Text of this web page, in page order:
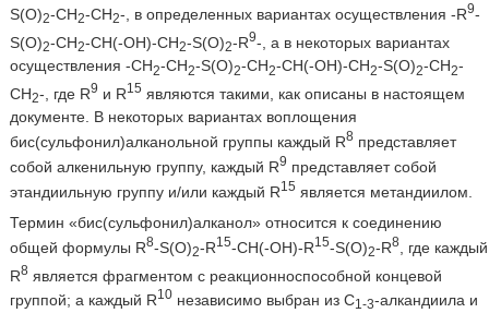
S(O)2-CH2-CH2-, в определенных вариантах осуществления -R9-
S(O)2-CH2-CH(-OH)-CH2-S(O)2-R9-, а в некоторых вариантах
осуществления -CH2-CH2-S(O)2-CH2-CH(-OH)-CH2-S(O)2-CH2-
CH2-, где R9 и R15 являются такими, как описаны в настоящем
документе. В некоторых вариантах воплощения
бис(сульфонил)алканольной группы каждый R8представляет
собой алкенильную группу, каждый R9 представляет собой
этандиильную группу и/или каждый R15 является метандиилом.
Термин «бис(сульфонил)алканол» относится к соединению
общей формулы R8-S(O)2-R15-CH(-OH)-R15-S(O)2-R8, где каждый
R8является фрагментом с реакционноспособной концевой
группой; а каждый R10независимо выбран из C1-3-алкандиила и